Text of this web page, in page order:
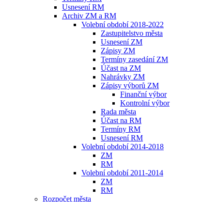
Usnesení RM
Archiv ZM a RM
Volební období 2018-2022
Zastupitelstvo města
Usnesení ZM
Zápisy ZM
Termíny zasedání ZM
Účast na ZM
Nahrávky ZM
Zápisy výborů ZM
Finanční výbor
Kontrolní výbor
Rada města
Účast na RM
Termíny RM
Usnesení RM
Volební období 2014-2018
ZM
RM
Volební období 2011-2014
ZM
RM
Rozpočet města